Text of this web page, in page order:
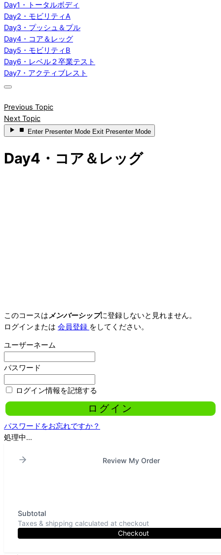
Day1・トータルボディ
Day2・モビリティA
Day3・プッシュ＆プル
Day4・コア＆レッグ
Day5・モビリティB
Day6・レベル２卒業テスト
Day7・アクティブレスト
Previous Topic
Next Topic
Enter Presenter Mode Exit Presenter Mode
Day4・コア＆レッグ
このコースはメンバーシップに登録しないと見れません。
ログインまたは 会員登録 をしてください。
ユーザーネーム
パスワード
ログイン情報を記憶する
パスワードをお忘れですか？
処理中...
Review My Order
Subtotal
Taxes & shipping calculated at checkout
Checkout